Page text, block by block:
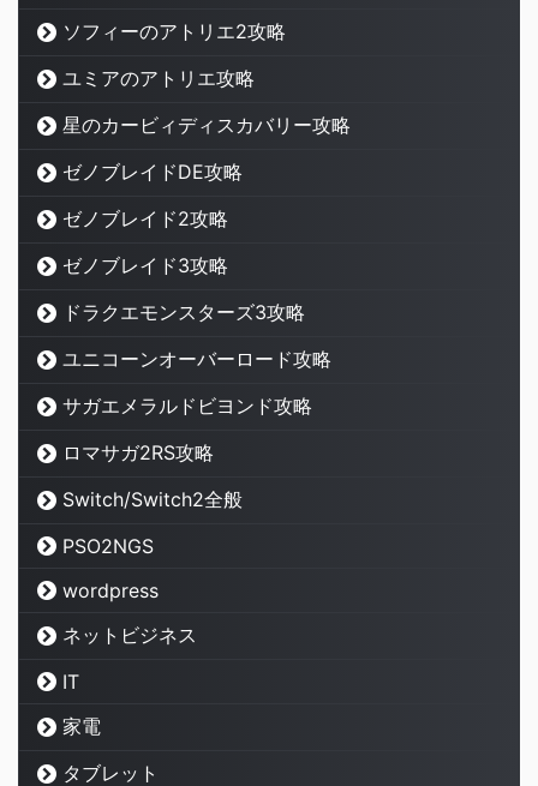
ソフィーのアトリエ2攻略
ユミアのアトリエ攻略
星のカービィディスカバリー攻略
ゼノブレイドDE攻略
ゼノブレイド2攻略
ゼノブレイド3攻略
ドラクエモンスターズ3攻略
ユニコーンオーバーロード攻略
サガエメラルドビヨンド攻略
ロマサガ2RS攻略
Switch/Switch2全般
PSO2NGS
wordpress
ネットビジネス
IT
家電
タブレット